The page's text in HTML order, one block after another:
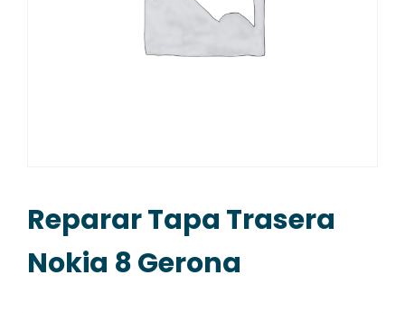
Reparar Tapa Trasera
Nokia 8 Gerona